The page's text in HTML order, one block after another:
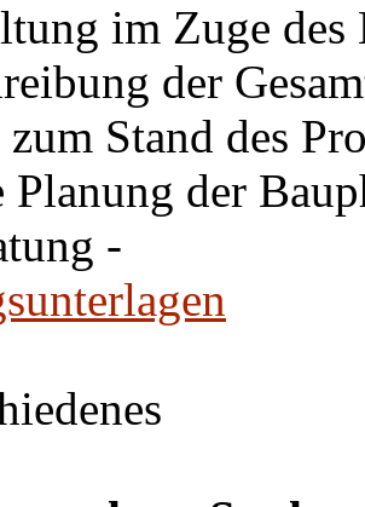
im Zuge
der
Stand des
Planung der
-